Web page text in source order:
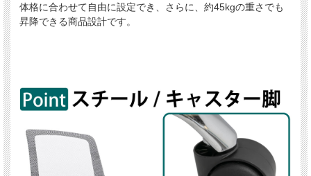
体格に合わせて自由に設定でき、さらに、約45kgの重さでも
昇降できる商品設計です。